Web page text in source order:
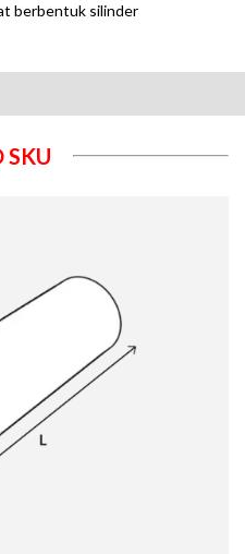
berbentuk silinder
SKU